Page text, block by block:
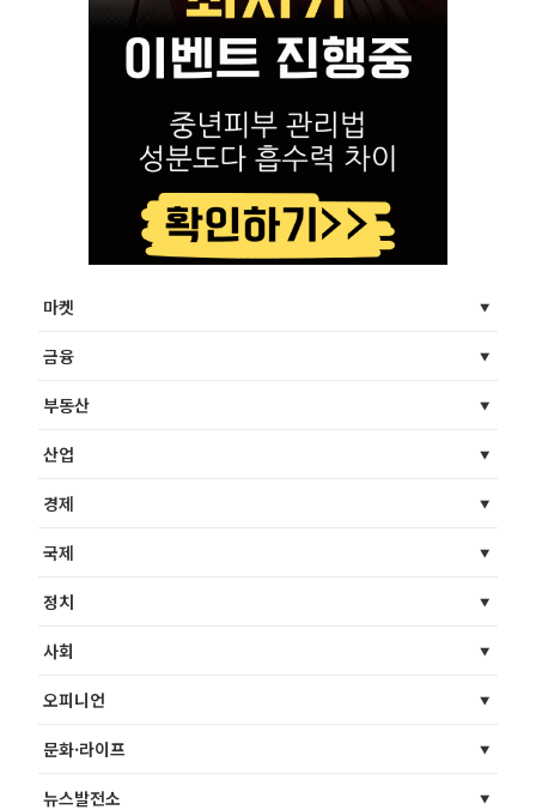
마켓
금융
부동산
산업
경제
국제
정치
사회
오피니언
문화·라이프
뉴스발전소